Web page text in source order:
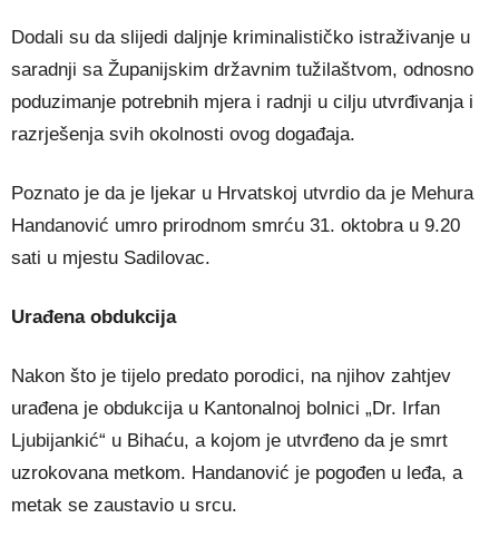
Dodali su da slijedi daljnje kriminalističko istraživanje u
saradnji sa Županijskim državnim tužilaštvom, odnosno
poduzimanje potrebnih mjera i radnji u cilju utvrđivanja i
razrješenja svih okolnosti ovog događaja.
Poznato je da je ljekar u Hrvatskoj utvrdio da je Mehura
Handanović umro prirodnom smrću 31. oktobra u 9.20
sati u mjestu Sadilovac.
Urađena obdukcija
Nakon što je tijelo predato porodici, na njihov zahtjev
urađena je obdukcija u Kantonalnoj bolnici „Dr. Irfan
Ljubijankić“ u Bihaću, a kojom je utvrđeno da je smrt
uzrokovana metkom. Handanović je pogođen u leđa, a
metak se zaustavio u srcu.